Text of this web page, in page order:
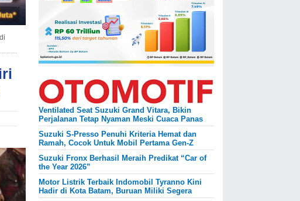
Ventilated Seat Suzuki Grand Vitara, Bikin
Perjalanan Tetap Nyaman Meski Cuaca Panas
Suzuki S-Presso Penuhi Kriteria Hemat dan
Ramah, Cocok Untuk Mobil Pertama Gen-Z
Suzuki Fronx Berhasil Meraih Predikat “Car of
the Year 2026”
Motor Listrik Terbaik Indomobil Tyranno Kini
Hadir di Kota Batam, Buruan Miliki Segera